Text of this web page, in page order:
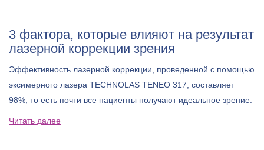
3 фактора, которые влияют на результат
лазерной коррекции зрения
Эффективность лазерной коррекции, проведенной с помощью
эксимерного лазера TECHNOLAS TENEO 317, составляет
98%, то есть почти все пациенты получают идеальное зрение.
Читать далее